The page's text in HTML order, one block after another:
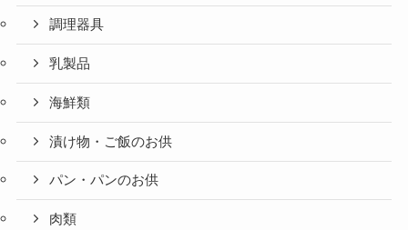
調理器具
乳製品
海鮮類
漬け物・ご飯のお供
パン・パンのお供
肉類